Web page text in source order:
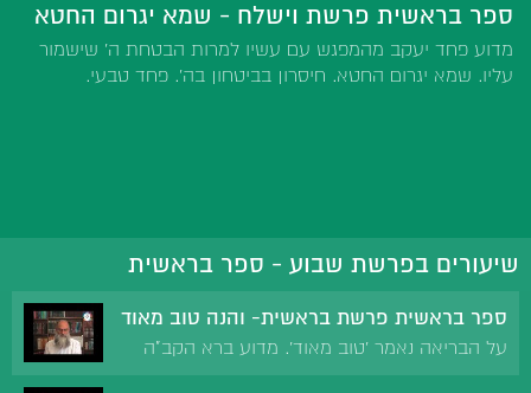
ספר בראשית פרשת וישלח - שמא יגרום החטא
מדוע פחד יעקב מהמפגש עם עשיו למרות הבטחת ה' שישמור
עליו. שמא יגרום החטא. חיסרון בביטחון בה'. פחד טבעי.
שיעורים בפרשת שבוע - ספר בראשית
ספר בראשית פרשת בראשית- והנה טוב מאוד
על הבריאה נאמר 'טוב מאוד'. מדוע ברא הקב"ה